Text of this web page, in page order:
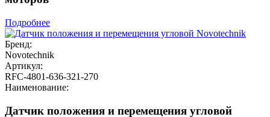
Подробнее
Бренд:
Novotechnik
Артикул:
RFC-4801-636-321-270
Наименование:
Датчик положения и перемещения угловой